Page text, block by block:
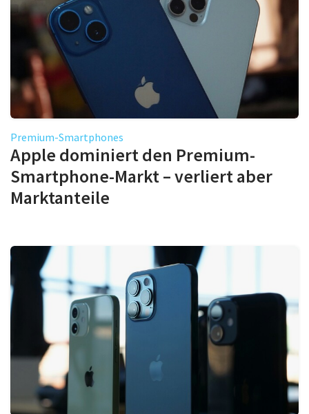
Premium-Smartphones
Apple dominiert den Premium-
Smartphone-Markt – verliert aber
Marktanteile